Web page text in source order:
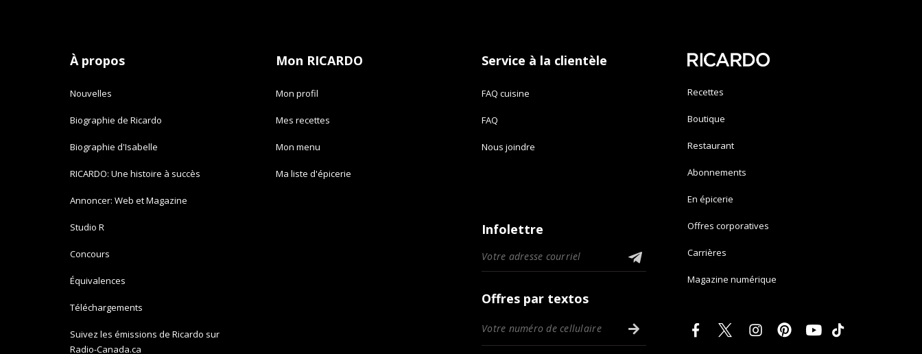
À propos
Nouvelles
Biographie de Ricardo
Biographie d'Isabelle
RICARDO: Une histoire à succès
Annoncer: Web et Magazine
Studio R
Concours
Équivalences
Téléchargements
Suivez les émissions de Ricardo sur
Radio-Canada.ca
Mon RICARDO
Mon profil
Mes recettes
Mon menu
Ma liste d'épicerie
Service à la clientèle
FAQ cuisine
FAQ
Nous joindre
Infolettre
Offres par textos
Recettes
Boutique
Restaurant
Abonnements
En épicerie
Offres corporatives
Carrières
Magazine numérique